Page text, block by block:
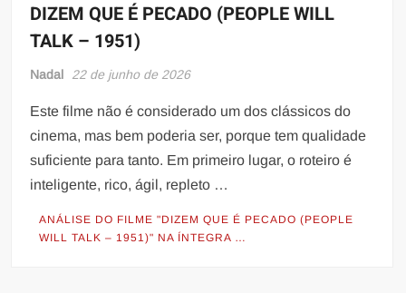
DIZEM QUE É PECADO (PEOPLE WILL
TALK – 1951)
Nadal 22 de junho de 2026
Este filme não é considerado um dos clássicos do
cinema, mas bem poderia ser, porque tem qualidade
suficiente para tanto. Em primeiro lugar, o roteiro é
inteligente, rico, ágil, repleto …
ANÁLISE DO FILME "DIZEM QUE É PECADO (PEOPLE
WILL TALK – 1951)" NA ÍNTEGRA …